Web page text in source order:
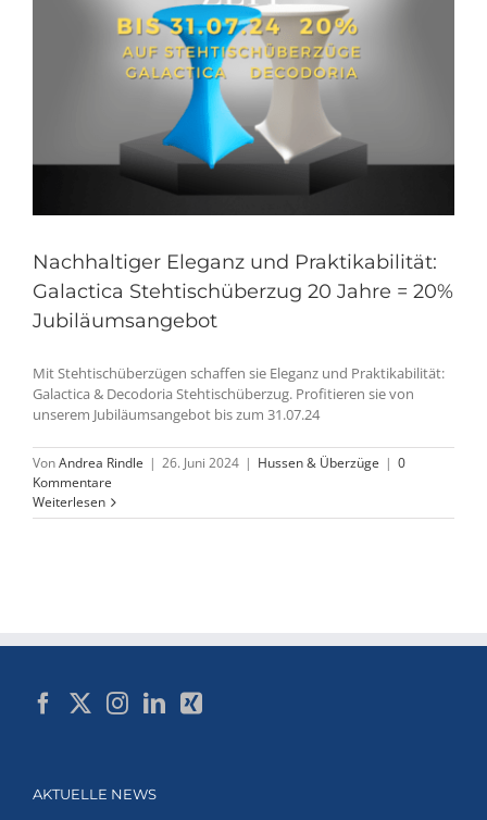
Nachhaltiger Eleganz und Praktikabilität:
Galactica Stehtischüberzug 20 Jahre = 20%
Jubiläumsangebot
Mit Stehtischüberzügen schaffen sie Eleganz und Praktikabilität:
Galactica & Decodoria Stehtischüberzug. Profitieren sie von
unserem Jubiläumsangebot bis zum 31.07.24
VonAndrea Rindle | 26. Juni 2024 | Hussen & Überzüge | 0
Kommentare
Weiterlesen
AKTUELLE NEWS